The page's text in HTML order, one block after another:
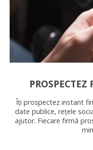
PROSPECTEZ
Îți prospectez instant
date publice, rețele
ajutor. Fiecare firmă